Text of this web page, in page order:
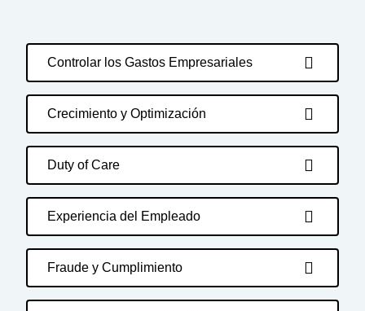
Controlar los Gastos Empresariales
Crecimiento y Optimización
Duty of Care
Experiencia del Empleado
Fraude y Cumplimiento